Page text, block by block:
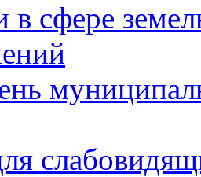
в сфере